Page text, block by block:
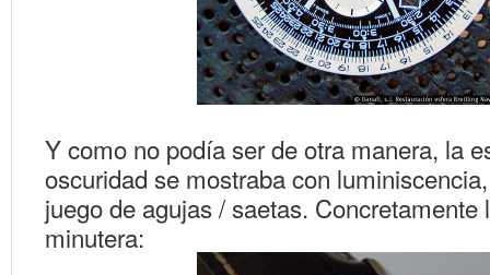
Y como no podía ser de otra manera, la
oscuridad se mostraba con
juego de agujas / saetas. Concretamente
minutera: